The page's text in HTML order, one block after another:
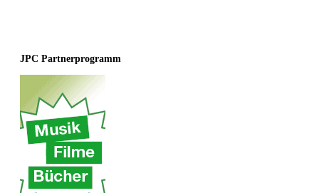
JPC Partnerprogramm